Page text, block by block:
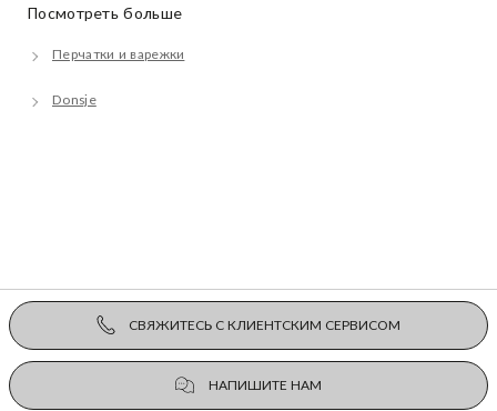
Посмотреть больше
Перчатки и варежки
Donsje
СВЯЖИТЕСЬ С КЛИЕНТСКИМ СЕРВИСОМ
НАПИШИТЕ НАМ